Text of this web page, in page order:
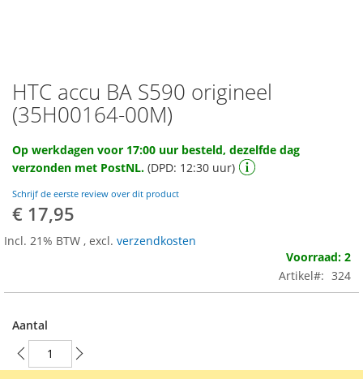
Ga
naar
het
van
de
gallerij
HTC accu BA S590 origineel
(35H00164-00M)
Op werkdagen voor 17:00 uur besteld, dezelfde dag
verzonden met PostNL. (DPD: 12:30 uur)
Schrijf de eerste review over dit product
€ 17,95
Incl. 21% BTW , excl. verzendkosten
Voorraad: 2
Artikel
324
Aantal